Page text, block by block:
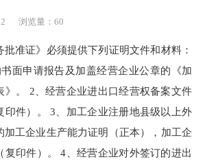
浏览量： 60
准证》必须提供下列证明文件和材料：
面申请报告及加盖经营企业公章的《加
》。 2、经营企业进出口经营权备案文件
印件）。 3、加工企业注册地县级以上外
加工企业生产能力证明（正本），加工企
复印件）。 4、经营企业对外签订的进出